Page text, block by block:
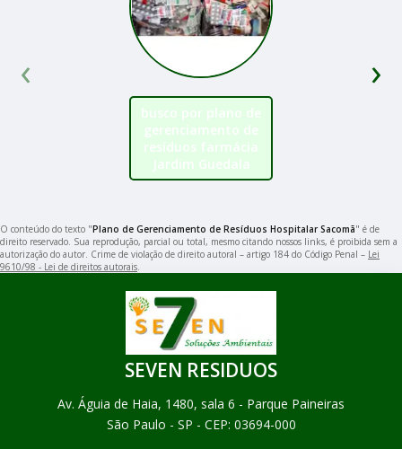
busco por plano de
gerenciamento de
resíduos farmácia
Jardim Guedala
‹ ›
O conteúdo do texto "Plano de Gerenciamento de Resíduos Hospitalar Sacomã" é de
direito reservado. Sua reprodução, parcial ou total, mesmo citando nossos links, é proibida sem a
autorização do autor. Crime de violação de direito autoral – artigo 184 do Código Penal – Lei
9610/98 - Lei de direitos autorais
SEVEN RESIDUOS
Av. Águia de Haia, 1480, sala 6 - Parque Paineiras
São Paulo - SP - CEP: 03694-000